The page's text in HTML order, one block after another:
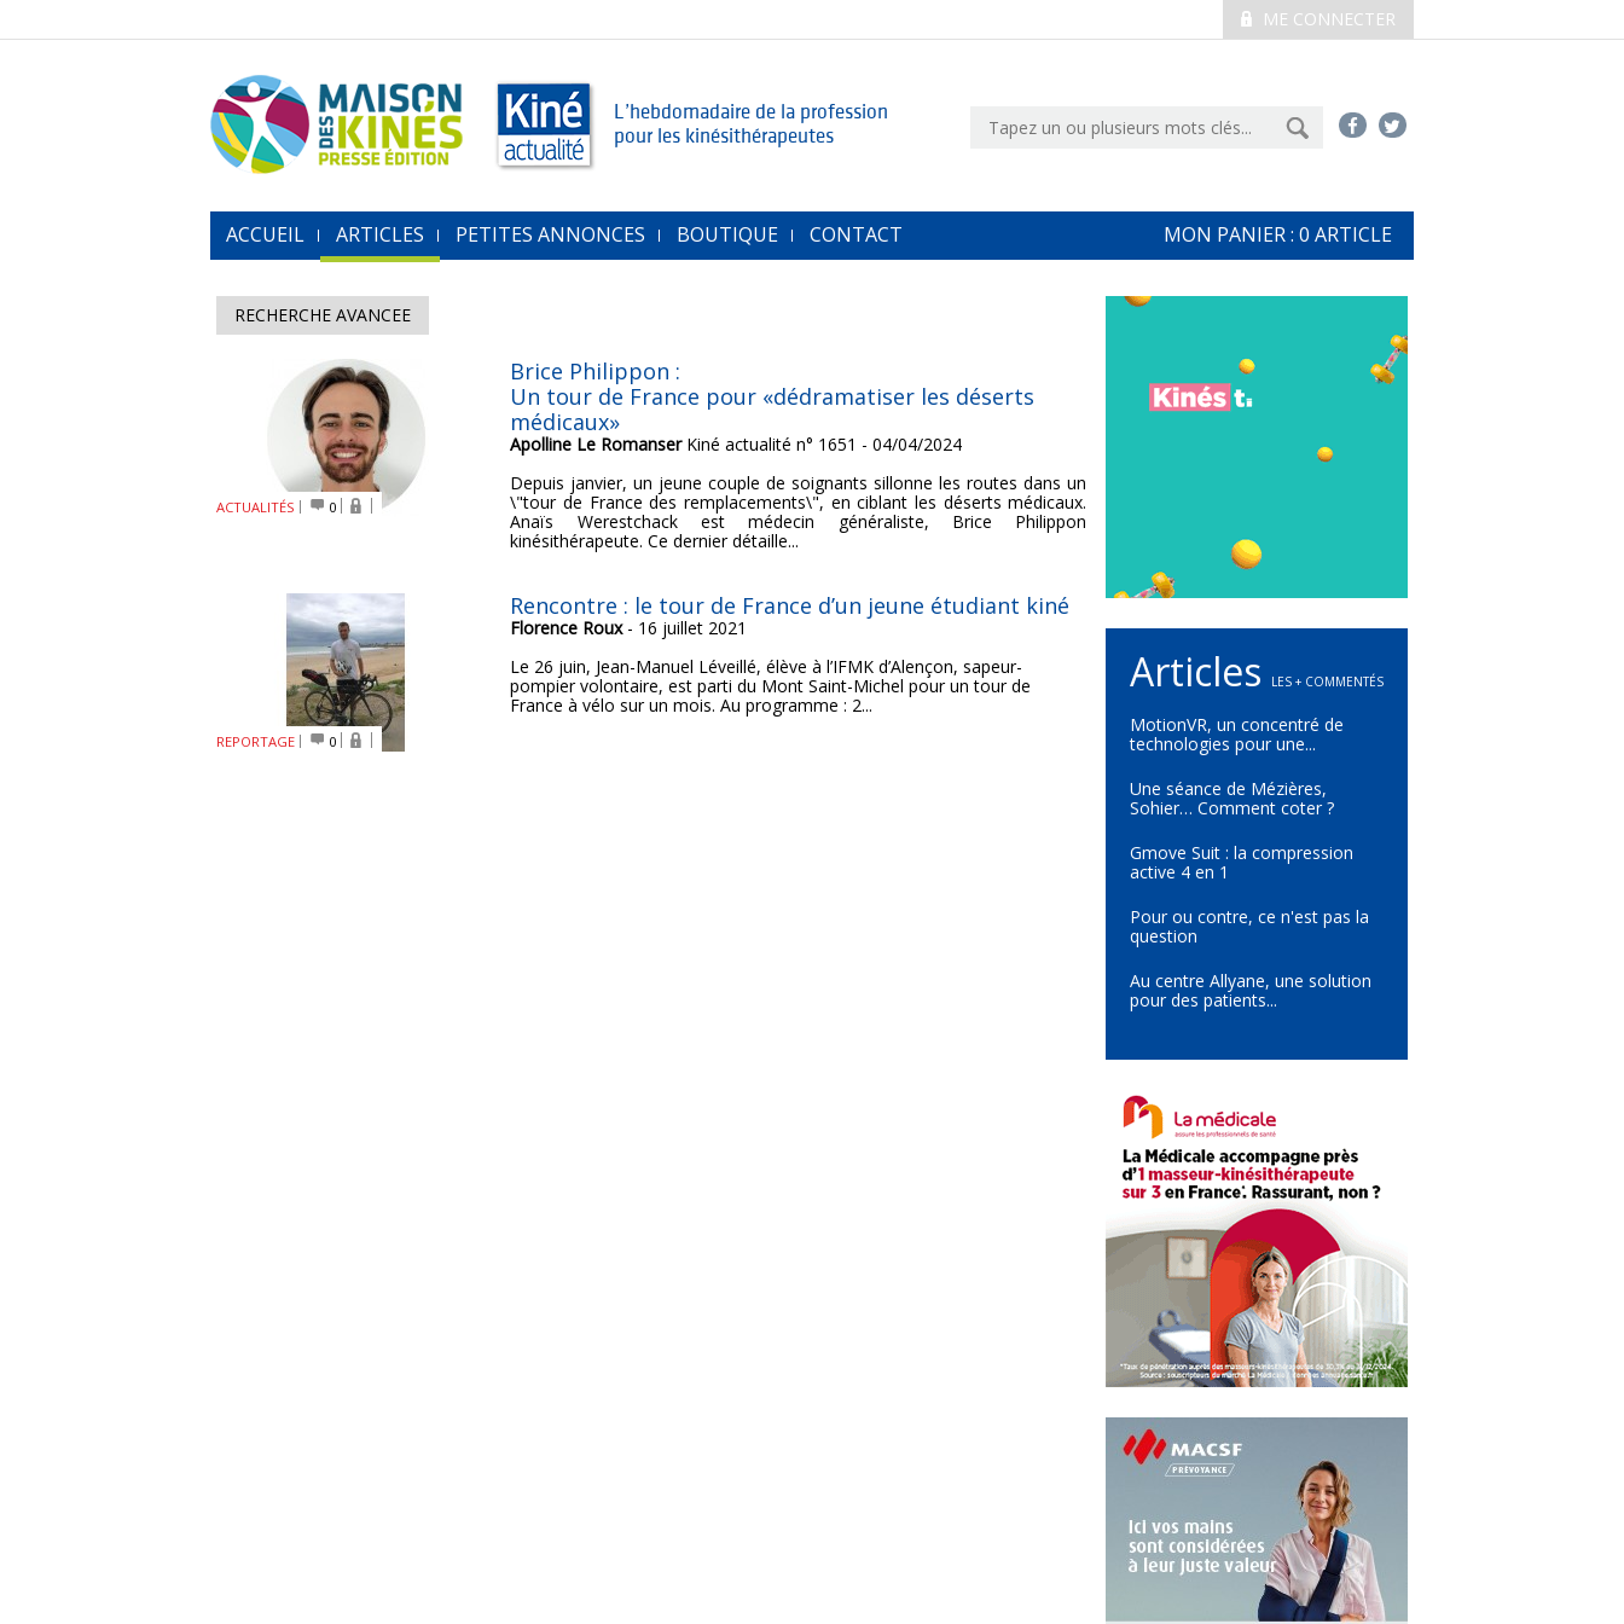
ME CONNECTER
L’hebdomadaire de la profession
pour les kinésithérapeutes
ACCUEIL ARTICLES PETITES ANNONCES BOUTIQUE CONTACT MON PANIER : 0 ARTICLE
RECHERCHE AVANCEE
ACTUALITÉS 0
Brice Philippon :
Un tour de France pour «dédramatiser les déserts
médicaux»
Apolline Le RomanserKiné actualité n° 1651 - 04/04/2024
Depuis janvier, un jeune couple de soignants sillonne les routes dans un
\"tour de France des remplacements\", en ciblant les déserts médicaux.
Anaïs Werestchack est médecin généraliste, Brice Philippon
kinésithérapeute. Ce dernier détaille...
REPORTAGE 0
Rencontre : le tour de France d’un jeune étudiant kiné
Florence Roux- 16 juillet 2021
Le 26 juin, Jean-Manuel Léveillé, élève à l’IFMK d’Alençon, sapeur-
pompier volontaire, est parti du Mont Saint-Michel pour un tour de
France à vélo sur un mois. Au programme : 2...
Articles LES + COMMENTÉS
MotionVR, un concentré de
technologies pour une...
Une séance de Mézières,
Sohier… Comment coter ?
Gmove Suit : la compression
active 4 en 1
Pour ou contre, ce n'est pas la
question
Au centre Allyane, une solution
pour des patients...